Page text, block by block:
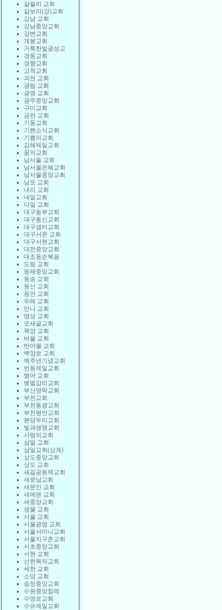
갈릴리 교회
갈보리(강)교회
강남 교회
강남중앙교회
강변교회
개봉교회
거룩한빛광성교
경동교회
경향교회
고척교회
과천 교회
광림 교회
광명 교회
광주중앙교회
구미교회
금란 교회
기둥교회
기쁜소식교회
기쁨의교회
김해제일교회
꿈의교회
남서울 교회
남서울은혜교회
남서울중앙교회
남포 교회
내리 교회
내일교회
다일 교회
대구동부교회
대구동신교회
대구샘터교회
대구서문 교회
대구서현교회
대전중앙교회
대조동순복음
도림 교회
동래중앙교회
동숭 교회
동신 교회
동안 교회
두레 교회
만나 교회
명성 교회
모새골교회
목양 교회
바울 교회
반야월 교회
백양로 교회
백주년기념교회
번동제일교회
범어 교회
벧엘감리교회
부산영락교회
부전교회
부천동광교회
부천평안교회
분당우리교회
빛과생명교회
사랑의교회
삼일 교회
삼일교회(상계)
상도중앙교회
상도 교회
새길공동체교회
새로남교회
새문안 교회
새에덴 교회
새중앙교회
샘물 교회
서울 교회
서울광염 교회
서울서마나교회
서울지구촌교회
서초중앙교회
서현 교회
선한목자교회
세한 교회
소망 교회
송정중앙교회
수원중앙침례
수영로교회
수유제일교회